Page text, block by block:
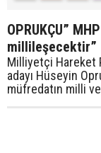
OPRUKÇU”
millileşecektir”
Milliyetçi Hareket
adayı Hüseyin
müfredatın milli